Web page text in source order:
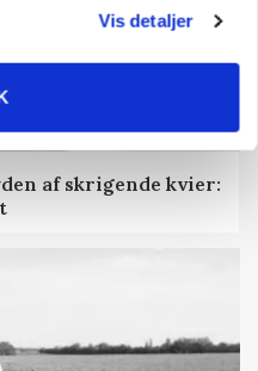
Vis detaljer
af skrigende kvier: